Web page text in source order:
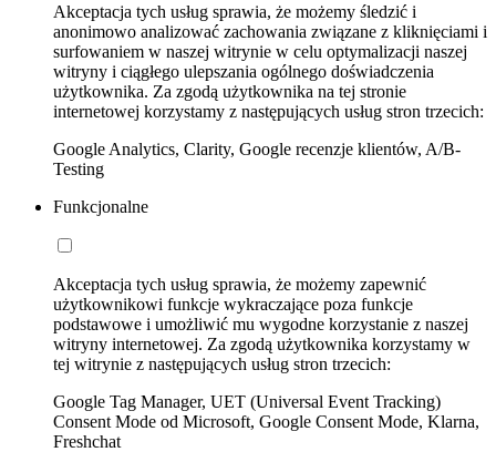
Akceptacja tych usług sprawia, że możemy śledzić i
anonimowo analizować zachowania związane z kliknięciami i
surfowaniem w naszej witrynie w celu optymalizacji naszej
witryny i ciągłego ulepszania ogólnego doświadczenia
użytkownika. Za zgodą użytkownika na tej stronie
internetowej korzystamy z następujących usług stron trzecich:
Google Analytics, Clarity, Google recenzje klientów, A/B-
Testing
Funkcjonalne
Akceptacja tych usług sprawia, że możemy zapewnić
użytkownikowi funkcje wykraczające poza funkcje
podstawowe i umożliwić mu wygodne korzystanie z naszej
witryny internetowej. Za zgodą użytkownika korzystamy w
tej witrynie z następujących usług stron trzecich:
Google Tag Manager, UET (Universal Event Tracking)
Consent Mode od Microsoft, Google Consent Mode, Klarna,
Freshchat